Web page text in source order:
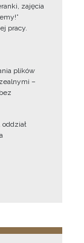
zajęcia
pracy.
plików
–